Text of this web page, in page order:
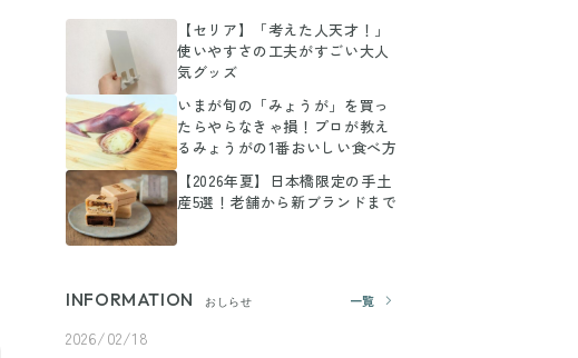
【セリア】「考えた人天才！」
使いやすさの工夫がすごい大人
気グッズ
いまが旬の「みょうが」を買っ
たらやらなきゃ損！プロが教え
るみょうがの1番おいしい食べ方
【2026年夏】日本橋限定の手土
産5選！老舗から新ブランドまで
INFORMATION おしらせ 一覧
2026/02/18